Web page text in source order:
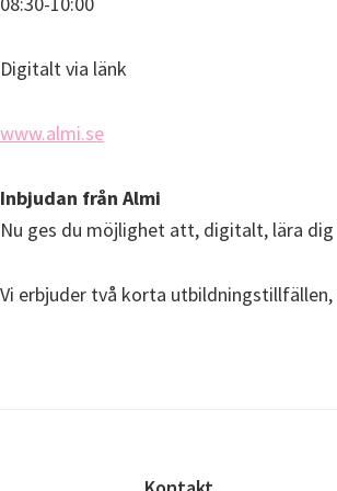
Digitalt via länk
www.almi.se
Inbjudan från Almi
Nu ges du möjlighet att, digitalt, lära
Vi erbjuder två korta